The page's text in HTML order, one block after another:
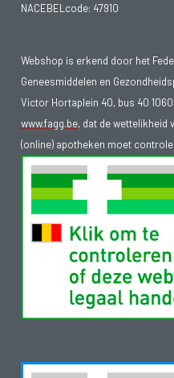
NACEBELcode: 47910
Webshop is erkend door het
Geneesmiddelen en
Victor Hortaplein 40, bus 40 1060
www.fagg.be, dat de wettelikheid
(online) apotheken moet